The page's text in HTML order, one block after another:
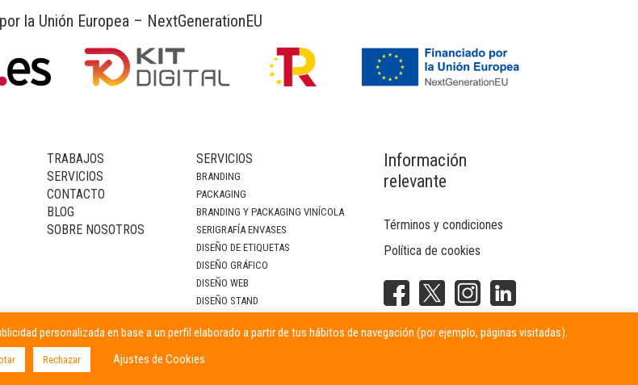
la Unión Europea – NextGenerationEU
TRABAJOS
SERVICIOS
CONTACTO
BLOG
SOBRE NOSOTROS
SERVICIOS
BRANDING
PACKAGING
BRANDING Y PACKAGING VINÍCOLA
SERIGRAFÍA ENVASES
DISEÑO DE ETIQUETAS
DISEÑO GRÁFICO
DISEÑO WEB
DISEÑO STAND
CAMPAÑAS PUBLICITARIAS
Información
relevante
Términos y condiciones
Política de cookies
personalizada en base a un perfil elaborado a partir de tus hábitos de navegación (por ejemplo, páginas visitadas).
Rechazar Ajustes de Cookies